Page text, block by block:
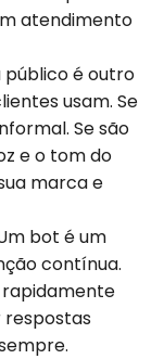
atendimento
público é outro
usam. Se
Se são
e o tom do
marca e
bot é um
contínua.
rapidamente